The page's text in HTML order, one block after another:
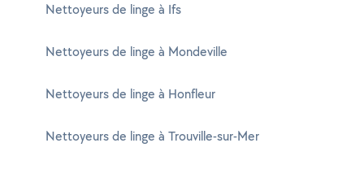
Nettoyeurs de linge à Ifs
Nettoyeurs de linge à Mondeville
Nettoyeurs de linge à Honfleur
Nettoyeurs de linge à Trouville-sur-Mer